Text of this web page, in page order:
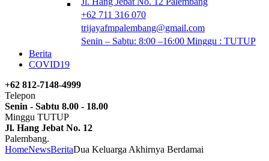
+62 711 316 070
trijayafmpalembang@gmail.com
Senin – Sabtu: 8:00 –16:00 Minggu : TUTUP
Berita
COVID19
+62 812-7148-4999
Telepon
Senin - Sabtu 8.00 - 18.00
Minggu TUTUP
Jl. Hang Jebat No. 12
Palembang.
HomeNewsBeritaDua Keluarga Akhirnya Berdamai